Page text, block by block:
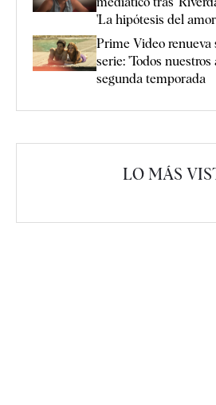
'La hipótesis del
Prime Video renueva
serie: 'Todos
segunda temporada
LO MÁS